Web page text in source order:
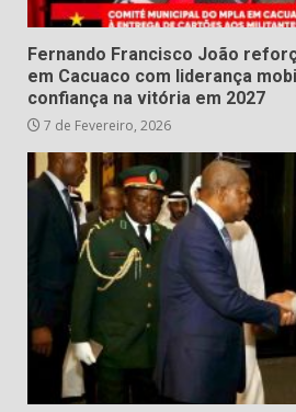
Fernando Francisco João
em Cacuaco com liderança
confiança na vitória em 2027
7 de Fevereiro, 2026